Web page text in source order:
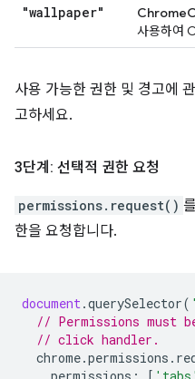
"wallpaper"
사용하여
사용 가능한 권한 및 경고에
고하세요.
3단계: 선택적 권한 요청
permissions.request()
한을 요청합니다.
document.querySelector(
// Permissions must
// click handler.
chrome.permissions .